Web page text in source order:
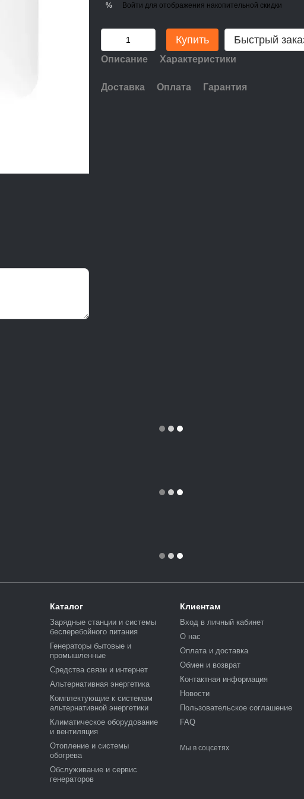
% Войти для отображения накопительной скидки
Купить Быстрый
Описание Характеристики
Доставка Оплата Гарантия
Каталог
Зарядные станции и системы
бесперебойного питания
Генераторы бытовые и
промышленные
Средства связи и интернет
Альтернативная энергетика
Комплектующие к системам
альтернативной энергетики
Климатическое оборудование
и вентиляция
Отопление и системы
обогрева
Обслуживание и сервис
генераторов
Клиентам
Вход в личный кабинет
О нас
Оплата и доставка
Обмен и возврат
Контактная информация
Новости
Пользовательское соглашение
FAQ
Мы в соцсетях